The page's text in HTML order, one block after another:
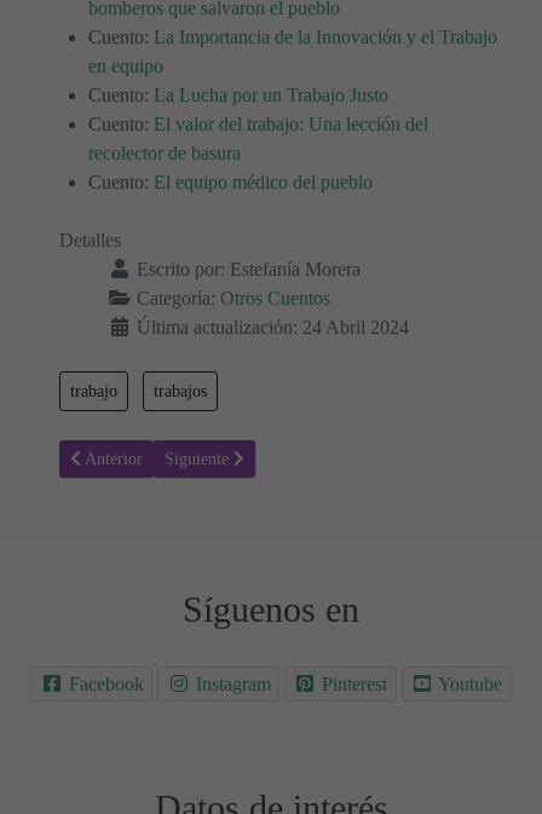
bomberos que salvaron el pueblo
Cuento: La Importancia de la Innovación y el Trabajo
en equipo
Cuento: La Lucha por un Trabajo Justo
Cuento: El valor del trabajo: Una lección del
recolector de basura
Cuento: El equipo médico del pueblo
Detalles
Escrito por: Estefanía Morera
Categoría: Otros Cuentos
Última actualización: 24 Abril 2024
trabajo trabajos
Artículo anterior: El valor del trabajo: Una lección del recolector de
Anterior Artículo siguiente: La Lucha por un Trabajo Justo -
Siguiente
Síguenos en
Facebook Instagram Pinterest Youtube